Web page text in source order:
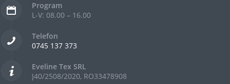
Program
L-V: 08.00 – 16.00
Telefon
0745 137 373
Eveline Tex SRL
J40/2508/2020, RO33478908